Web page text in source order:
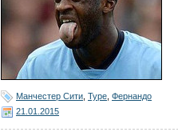
Манчестер Сити Туре Фернандо
21.01.2015